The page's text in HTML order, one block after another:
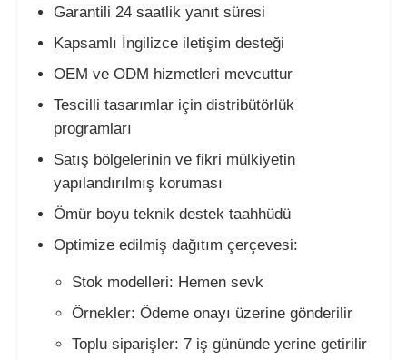
Garantili 24 saatlik yanıt süresi
Kapsamlı İngilizce iletişim desteği
OEM ve ODM hizmetleri mevcuttur
Tescilli tasarımlar için distribütörlük
programları
Satış bölgelerinin ve fikri mülkiyetin
yapılandırılmış koruması
Ömür boyu teknik destek taahhüdü
Optimize edilmiş dağıtım çerçevesi:
Stok modelleri: Hemen sevk
Örnekler: Ödeme onayı üzerine gönderilir
Toplu siparişler: 7 iş gününde yerine getirilir